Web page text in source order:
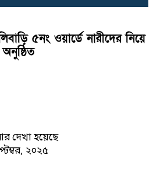
৫নং ওয়ার্ডে নারীদের নিয়ে
দেখা হয়েছে
২০২৫